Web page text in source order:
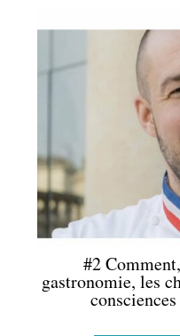
#2
gastronomie, les